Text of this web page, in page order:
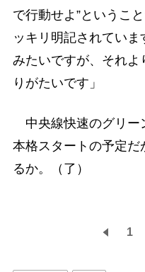
で行動せよ”というこ
ッキリ明記されてい
みたいですが、それ
りがたいです」
中央線快速のグリー
本格スタートの予定だ
るか。（了）
1